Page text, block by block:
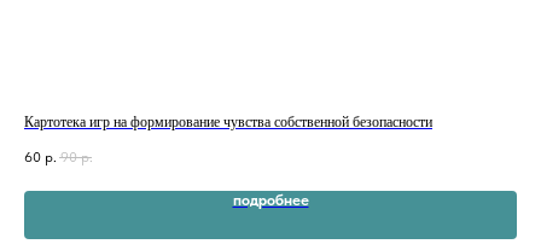
Картотека игр на формирование чувства собственной безопасности
60 р. 90 р.
подробнее